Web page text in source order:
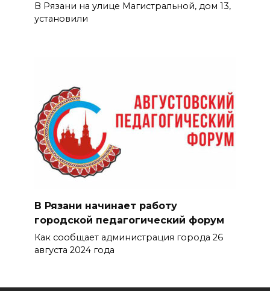
В Рязани на улице Магистральной, дом 13,
установили
В Рязани начинает работу
городской педагогический форум
Как сообщает администрация города 26
августа 2024 года